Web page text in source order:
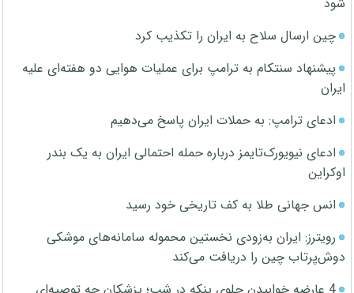
چین ارسال سلاح به ایران را تکذیب کرد
پیشنهاد سنتکام به ترامپ برای عملیات هوایی دو هفته‌ای علیه
ایران
ادعای ترامپ: به حملات ایران پاسخ می‌دهیم
ادعای نیویورک‌تایمز درباره حمله احتمالی ایران به یک بندر
اوکراین
انس جهانی طلا به کف تاریخی خود رسید
رویترز: ایران به‌زودی نخستین محموله سامانه‌های موشکی
دوش‌پرتاب چین را دریافت می‌کند